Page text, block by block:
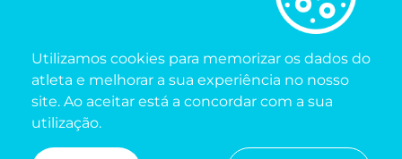
WE RUN SPORT CONSULTING
218 228 784 (CHAMADA PARA A REDE FIXA
NACIONAL)
Utilizamos cookies para memorizar os dados do
atleta e melhorar a sua experiência no nosso
site. Ao aceitar está a concordar com a sua
utilização.